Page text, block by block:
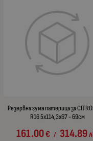
Резервна гума патерица за
R16 5x114,3x67 - 69см
161.00€ / 314.89